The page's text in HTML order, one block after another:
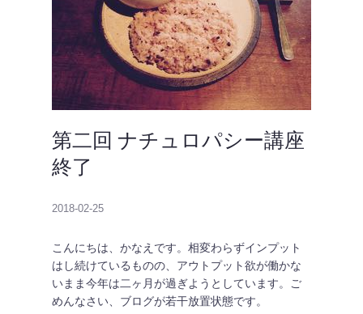
第二回 ナチュロパシー講座
終了
2018-02-25
こんにちは、かなえです。相変わらずインプット
はし続けているものの、アウトプット欲が働かな
いまま今年は二ヶ月が過ぎようとしています。ご
めんなさい、ブログが若干放置状態です。